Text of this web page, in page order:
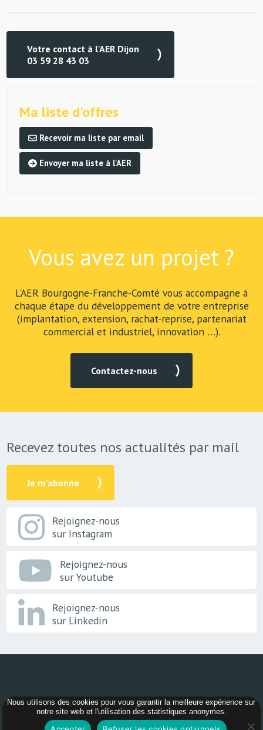
Votre contact à l'AER Dijon
03 59 28 43 03
Ma liste d'offres
Recevoir ma liste par email
Envoyer ma liste à l'AER
Vous avez un projet ?
L'AER Bourgogne-Franche-Comté vous accompagne à
chaque étape du développement de votre entreprise
(implantation, extension, rachat-reprise, partenariat
commercial et industriel, innovation …).
Contactez-nous
Recevez toutes nos actualités par mail
Je m'abonne
Rejoignez-nous
sur Instagram
Rejoignez-nous
sur Youtube
Rejoignez-nous
sur Linkedin
© 2026 - AER Bourgogne-Franche-Comté
Nous utilisons des cookies pour vous garantir la meilleure expérience sur
notre site web et l'utilisation des statistiques anonymes.